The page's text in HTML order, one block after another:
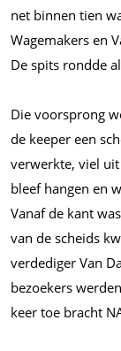
net binnen tien
Wagemakers en
De spits rondde
Die voorsprong
de keeper een
verwerkte, viel
bleef hangen en
Vanaf de kant
van de scheids
verdediger Van
bezoekers
keer toe bracht